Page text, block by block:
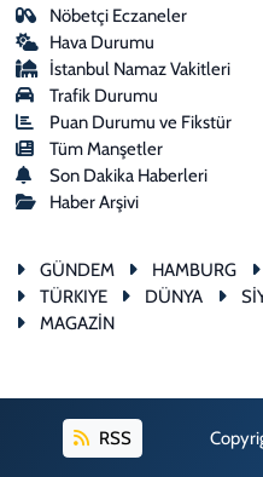
Nöbetçi Eczaneler
Hava Durumu
İstanbul Namaz Vakitleri
Trafik Durumu
Puan Durumu ve Fikstür
Tüm Manşetler
Son Dakika Haberleri
Haber Arşivi
GÜNDEM HAMBURG
TÜRKIYE
DÜNYA
MAGAZİN
RSS